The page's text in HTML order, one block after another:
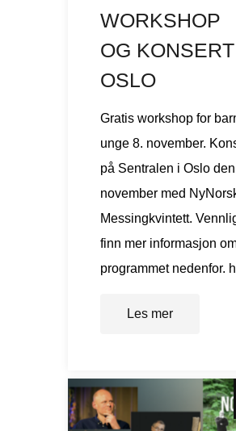
WORKSHOP
OG
OSLO
Gratis workshop for
unge 8. november.
på Sentralen i Oslo
november med
Messingkvintett.
finn mer informasjon
programmet nedenfor.
Les mer